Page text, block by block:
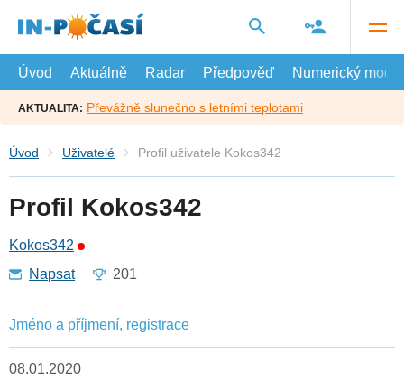
hlavní
Úvod
Aktuálně Radar Předpověď Numerický model
AKTUALITA: Převážně slunečno s letními teplotami
Úvod Uživatelé Profil uživatele Kokos342
Profil Kokos342
Kokos342
Napsat
201
Jméno a příjmení, registrace
08.01.2020